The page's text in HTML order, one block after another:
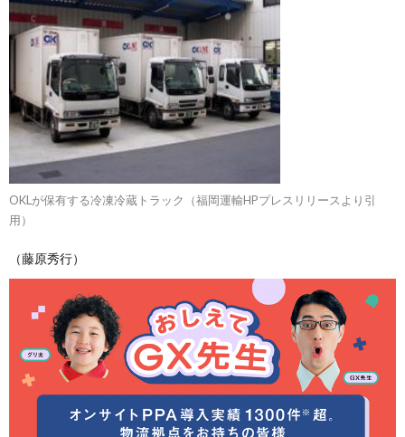
OKLが保有する冷凍冷蔵トラック（福岡運輸HPプレスリリースより引
用）
（藤原秀行）